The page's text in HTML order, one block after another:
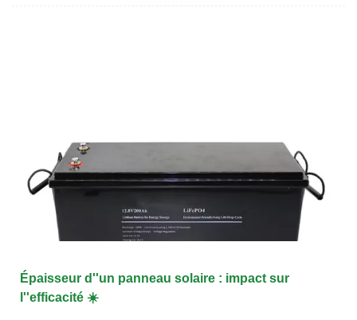
Épaisseur d''un panneau solaire : impact sur
l''efficacité ☀️